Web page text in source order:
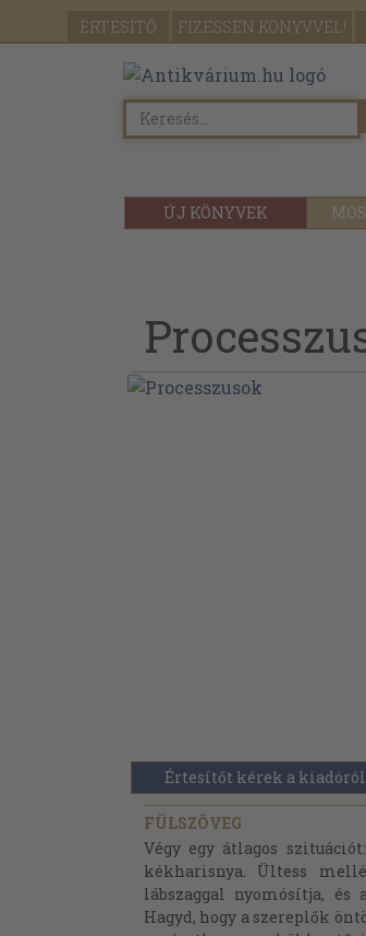
ÉRTESÍTŐ FIZESSEN KÖNYVVEL!
ÚJ KÖNYVEK
Értesítőt kérek a kiadóról
FÜLSZÖVEG
Végy egy átlagos
kékharisnya. Ültess
lábszaggal nyomósítja,
Hagyd, hogy a szereplők